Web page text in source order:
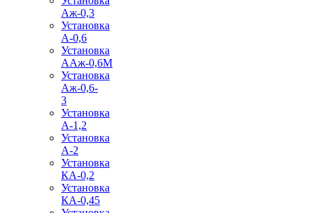
Аж-0,3
Установка
А-0,6
Установка
ААж-0,6М
Установка
Аж-0,6-
3
Установка
А-1,2
Установка
А-2
Установка
КА-0,2
Установка
КА-0,45